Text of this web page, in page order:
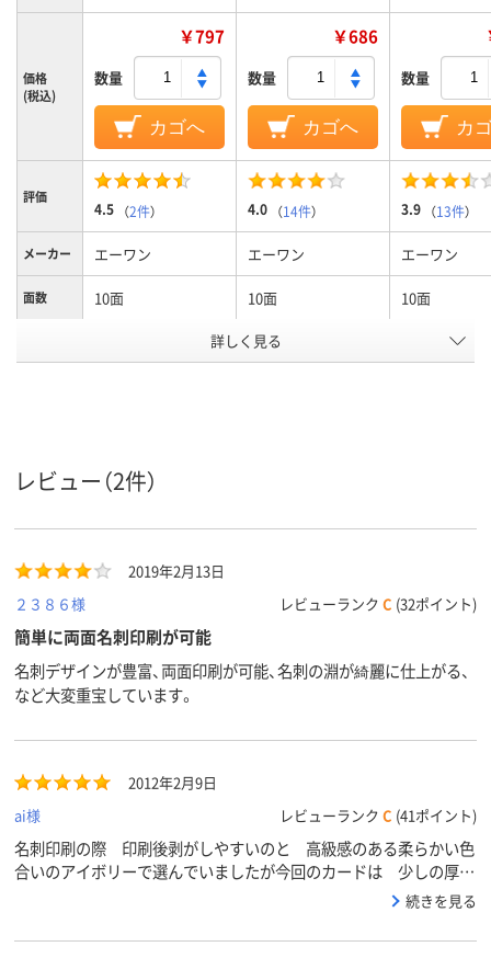
価格
(税込)
￥797
数量
カゴへ
￥686
数量
カゴへ
数量
カ
評価
4.5 （2件） 4.0 （14件） 3.9 （13件）
メーカー エーワン エーワン エーワン
面数 10面 10面 10面
上質紙
紙厚 0.26mm0.26mm
ループ
アスクル
商品環境
スコア
詳しく見る
レビュー（2件）
2019年2月13日
２３８６様
レビューランク C (32ポイント)
簡単に両面名刺印刷が可能
名刺デザインが豊富、両面印刷が可能、名刺の淵が綺麗に仕上がる、
など大変重宝しています。
2012年2月9日
ai様
レビューランク C (41ポイント)
名刺印刷の際 印刷後剥がしやすいのと 高級感のある柔らかい色
合いのアイボリーで選んでいましたが今回のカードは 少しの厚み
続きを見る